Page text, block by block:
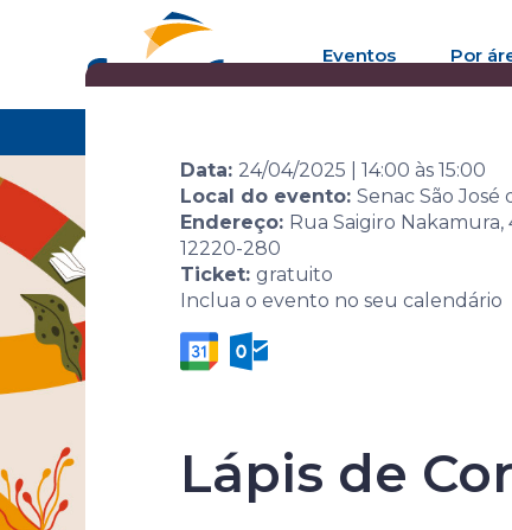
Eventos Por
10ª
Data: 24/04/2025 14:00 às 15:00
Local do evento: Senac São José
Endereço: Rua Saigiro Nakamura,
12220-280
Ticket: gratuito
Inclua o evento no seu calendário
Lápis de